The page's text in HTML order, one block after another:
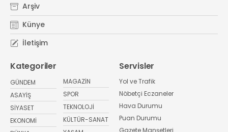
Arşiv
Künye
İletişim
Kategoriler
GÜNDEM
ASAYİŞ
SİYASET
EKONOMİ
MAGAZİN
SPOR
TEKNOLOJİ
KÜLTÜR-SANAT
Servisler
Yol ve Trafik
Nöbetçi Eczaneler
Hava Durumu
Puan Durumu
Gazete Manşetleri